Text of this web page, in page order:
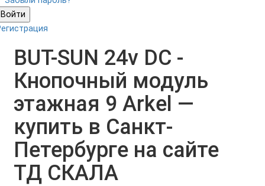
Войти
BUT-SUN 24v DC -
Кнопочный модуль
этажная 9 Arkel —
купить в Санкт-
Петербурге на сайте
ТД СКАЛА